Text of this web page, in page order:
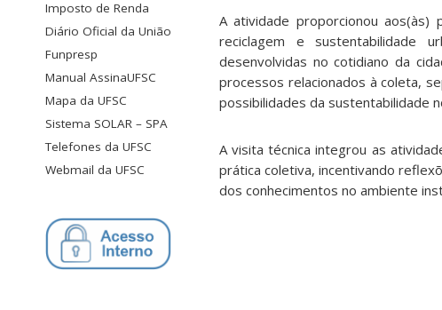
Imposto de Renda
Diário Oficial da União
Funpresp
Manual AssinaUFSC
Mapa da UFSC
Sistema SOLAR – SPA
Telefones da UFSC
Webmail da UFSC
A atividade proporcionou aos(às)
reciclagem e sustentabilidade
desenvolvidas no cotidiano da
processos relacionados à coleta,
possibilidades da sustentabilidade
A visita técnica integrou as
prática coletiva, incentivando
dos conhecimentos no ambiente